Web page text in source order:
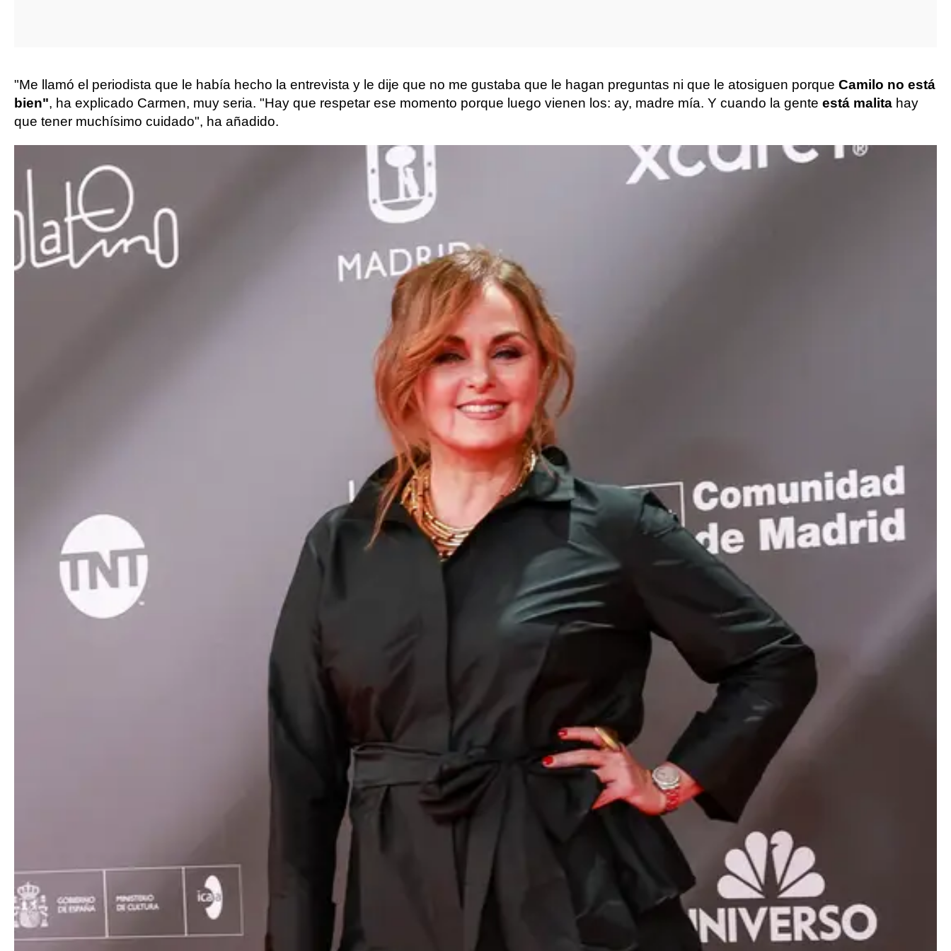
"Me llamó el periodista que le había hecho la entrevista y le dije que no me gustaba que le hagan preguntas ni que le atosiguen porque Camilo no está
bien", ha explicado Carmen, muy seria. "Hay que respetar ese momento porque luego vienen los: ay, madre mía. Y cuando la gente está malita hay
que tener muchísimo cuidado", ha añadido.